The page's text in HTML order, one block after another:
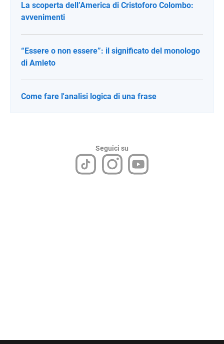
La scoperta dell’America di Cristoforo Colombo:
avvenimenti
“Essere o non essere”: il significato del monologo
di Amleto
Come fare l'analisi logica di una frase
Seguici su